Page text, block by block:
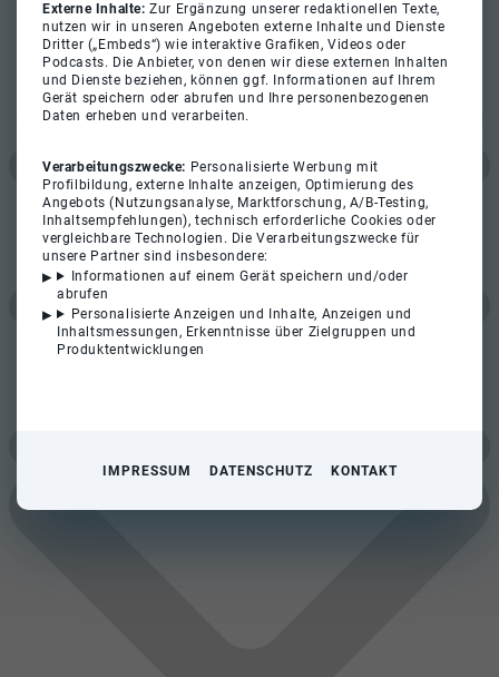
Externe Inhalte:Zur Ergänzung unserer redaktionellen Texte,
nutzen wir in unseren Angeboten externe Inhalte und Dienste
Dritter („Embeds“) wie interaktive Grafiken, Videos oder
Podcasts. Die Anbieter, von denen wir diese externen Inhalten
und Dienste beziehen, können ggf. Informationen auf Ihrem
Gerät speichern oder abrufen und Ihre personenbezogenen
Daten erheben und verarbeiten.
Verarbeitungszwecke: Personalisierte Werbung mit
Profilbildung, externe Inhalte anzeigen, Optimierung des
Angebots (Nutzungsanalyse, Marktforschung, A/B-Testing,
Inhaltsempfehlungen), technisch erforderliche Cookies oder
vergleichbare Technologien. Die Verarbeitungszwecke für
unsere Partner sind insbesondere:
Informationen auf einem Gerät speichern und/oder
abrufen
Personalisierte Anzeigen und Inhalte, Anzeigen und
Inhaltsmessungen, Erkenntnisse über Zielgruppen und
Produktentwicklungen
IMPRESSUM DATENSCHUTZ KONTAKT